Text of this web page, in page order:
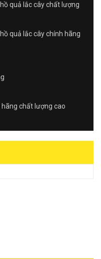
quả lắc cây chất lượng
quả lắc cây chính hãng
hãng chất lượng cao